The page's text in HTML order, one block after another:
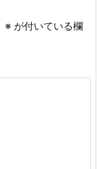
※ が付いている欄